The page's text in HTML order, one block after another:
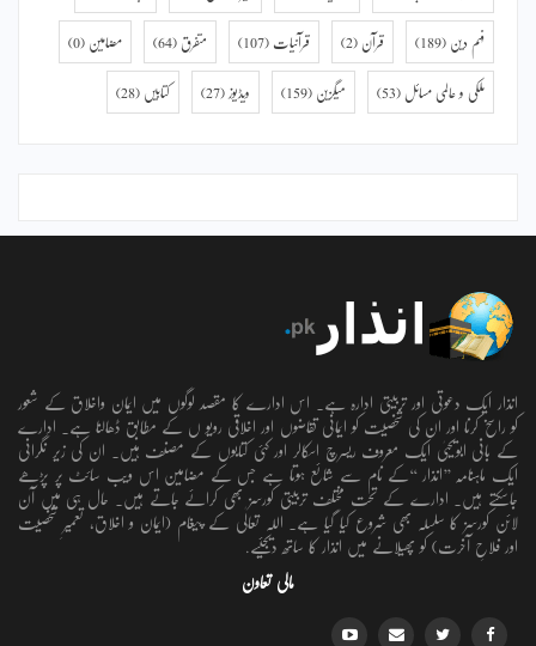
فہم دین (189) قرآن (2) قرآنیات (107) متفرق (64) مضامین (0)
ملکی و عالمی مسائل (53) میگزین (159) ویڈیوز (27) کتابیں (28)
انذار ایک دعوتی اور تربیتی ادارہ ہے۔ اس ادارے کا مقصد لوگوں میں ایمان واخلاق کے شعور
کو راسخ کرنا اور ان کی شخصیت کو ایمانی تقاضوں اور اخلاقی رویو ں کے مطابق ڈھالنا ہے۔ ادارے
کے بانی ابویحییٰ ایک معروف ریسرچ اسکالر اور کئی کتابوں کے مصنف ہیں۔ ان کی زیر نگرانی
ایک ماہنامہ ’’انذار ‘‘کے نام سے شائع ہوتا ہے جس کے مضامین اس ویب سائٹ پر پڑھے
جاسکتے ہیں۔ ادارے کے تحت مختلف تربیتی کورسز بھی کرائے جاتے ہیں۔ حال ہی میں آن
لائن کورسز کا سلسلہ بھی شروع کیا گیا ہے۔ اللہ تعالٰی کے پیغام (ایمان و اخلاق، تعمیرِ شخصیت
اور فلاحِ آخرت) کو پھیلانے میں انذار کا ساتھ دیجئیے.
مالی تعاون